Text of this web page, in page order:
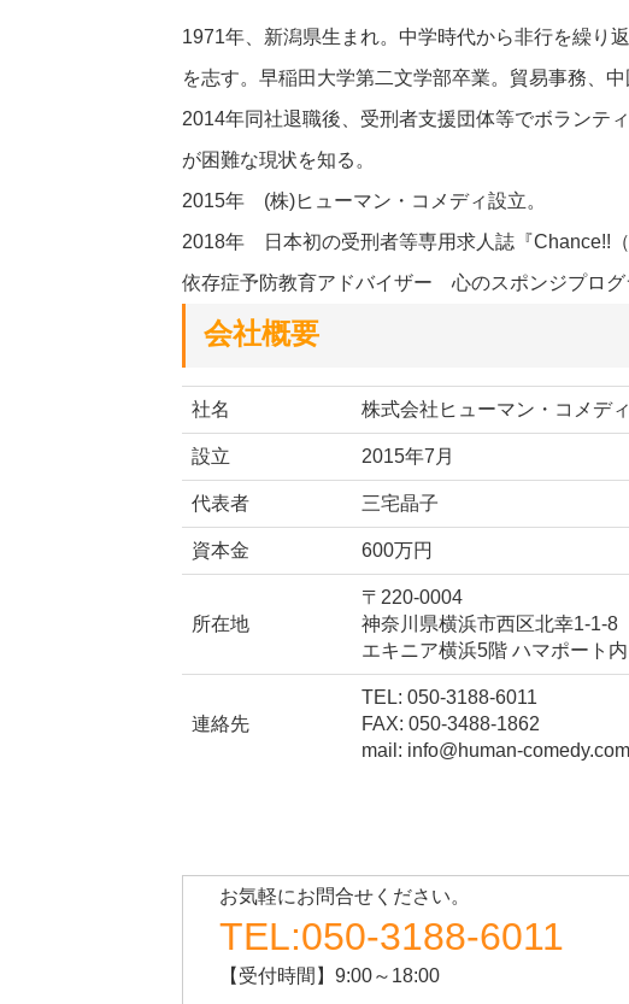
1971年、新潟県生まれ。中学時代から非行を繰り
を志す。早稲田大学第二文学部卒業。貿易事務、
2014年同社退職後、受刑者支援団体等でボランテ
が困難な現状を知る。
2015年 (株)ヒューマン・コメディ設立。
2018年 日本初の受刑者等専用求人誌『Chance!!（
依存症予防教育アドバイザー 心のスポンジプログ
会社概要
社名 株式会社ヒューマン・コメディ
設立 2015年7月
代表者 三宅晶子
資本金 600万円
所在地
〒220-0004
神奈川県横浜市西区北幸1-1-8
エキニア横浜5階 ハマポート内
連絡先
TEL: 050-3188-6011
FAX: 050-3488-1862
mail: info@human-comedy.com
お気軽にお問合せください。
TEL:050-3188-6011
【受付時間】9:00～18:00